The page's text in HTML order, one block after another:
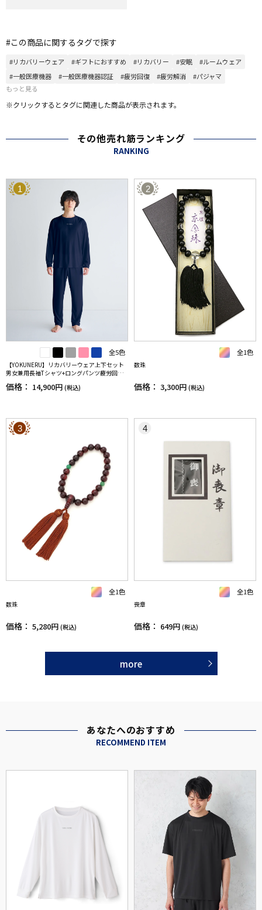
#この商品に関するタグで探す
#リカバリーウェア #ギフトにおすすめ #リカバリー #安眠
#ルームウェア
#一般医療機器
#一般医療機器認証 #疲労回復 #疲労解消
#パジャマ
もっと見る
※クリックするとタグに関連した商品が表示されます。
その他売れ筋ランキング
RANKING
1
全5色
【YOKUNERU】リカバリーウェア上下セット
男女兼用長袖Tシャツ+ロングパンツ疲労回復
血行促進遠赤外線快眠NANOMIX(R)【一般医療
機器】SS～LLサイズ
価格： 14,900円 (税込)
2
全1色
数珠
価格： 3,300円 (税込)
3
全1色
数珠
価格： 5,280円 (税込)
4
全1色
喪章
価格： 649円 (税込)
more
あなたへのおすすめ
RECOMMEND ITEM